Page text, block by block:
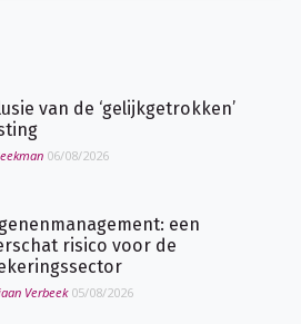
van de ‘gelijkgetrokken’
06/08/2026
een
risico voor de
Verbeek 05/08/2026